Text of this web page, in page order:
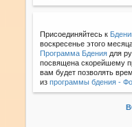
Присоединяйтесь к
воскресенье этого
Программа Бдения для
посвящена скорейшему
вам будет позволять
изпрограммы бдения -